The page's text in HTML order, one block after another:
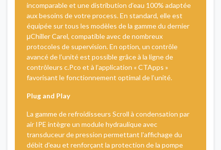
incomparable et une distribution d’eau 100% adaptée
aux besoins de votre process. En standard, elle est
équipée sur tous les modèles de la gamme du dernier
μChiller Carel, compatible avec de nombreux
protocoles de supervision. En option, un contrôle
avancé de l’unité est possible grâce à la ligne de
contrôleurs c.Pco et à l’application « CTApps »
favorisant le fonctionnement optimal de l’unité.
Plug and Play
La gamme de refroidisseurs Scroll à condensation par
air IPE intègre un module hydraulique avec
transduceur de pression permettant l'affichage du
débit d'eau et renforçant la protection de la pompe